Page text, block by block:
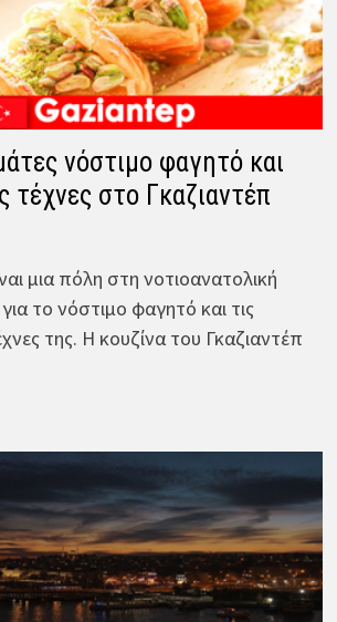
νόστιμο φαγητό και
τέχνες στο Γκαζιαντέπ
μια πόλη στη νοτιοανατολική
το νόστιμο φαγητό και τις
της. Η κουζίνα του Γκαζιαντέπ